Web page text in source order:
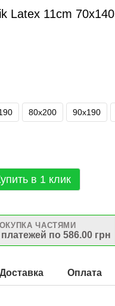
Latex 11сm 70х140
80х200 90х190
в 1 клик
ЧАСТЯМИ
по 586.00 грн
Доставка Оплата